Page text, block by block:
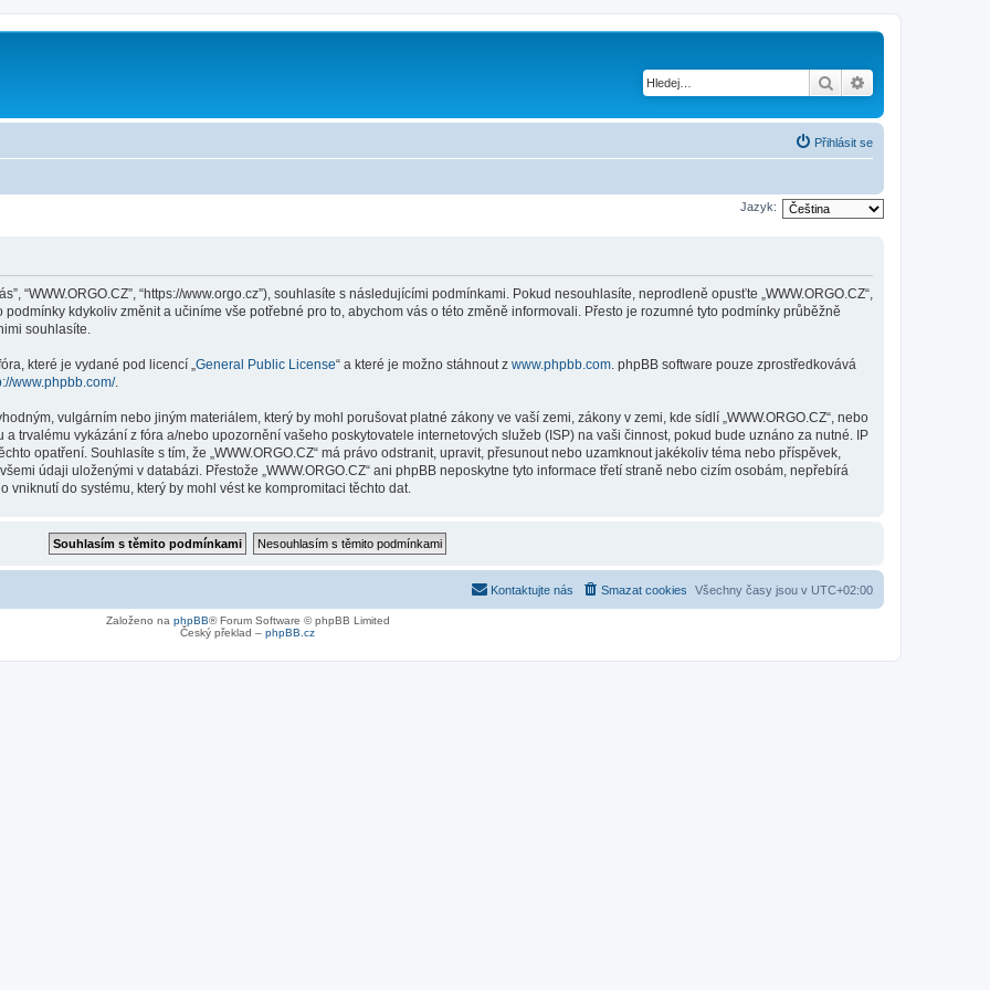
Hledat
Přihlásit se
Jazyk:
“WWW.ORGO.CZ”, “https://www.orgo.cz”), souhlasíte s následujícími podmínkami. Pokud nesouhlasíte, neprodleně opusťte „WWW.ORGO.CZ“,
kdykoliv změnit a učiníme vše potřebné pro to, abychom vás o této změně informovali. Přesto je rozumné tyto podmínky průběžně
souhlasíte.
které je vydané pod licencí „General Public License“ a které je možno stáhnout z www.phpbb.com. phpBB software pouze zprostředkovává
www.phpbb.com/.
vulgárním nebo jiným materiálem, který by mohl porušovat platné zákony ve vaší zemi, zákony v zemi, kde sídlí „WWW.ORGO.CZ“, nebo
trvalému vykázání z fóra a/nebo upozornění vašeho poskytovatele internetových služeb (ISP) na vaši činnost, pokud bude uznáno za nutné. IP
opatření. Souhlasíte s tím, že „WWW.ORGO.CZ“ má právo odstranit, upravit, přesunout nebo uzamknout jakékoliv téma nebo příspěvek,
údaji uloženými v databázi. Přestože „WWW.ORGO.CZ“ ani phpBB neposkytne tyto informace třetí straně nebo cizím osobám, nepřebírá
vniknutí do systému, který by mohl vést ke kompromitaci těchto dat.
Všechny časy jsou v UTC+02:00
Smazat cookies
Kontaktujte nás
Založeno na phpBB® Forum Software © phpBB Limited
Český překlad – phpBB.cz